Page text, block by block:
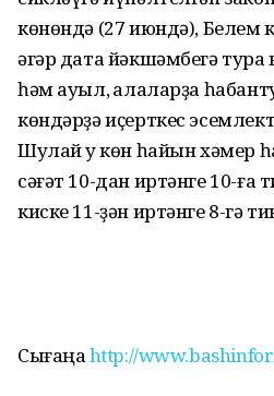
көнөндә (27 июндә), Белем
әгәр дата йәкшәмбегә тура
һәм ауыл, ҡалаларҙа
көндәрҙә иҫерткес
Шулай уҡ көн һайын хәмер
сәғәт 10-дан иртәнге 10-ға
киске 11-ҙән иртәнге 8-гә
Сығаңаҡhttp://